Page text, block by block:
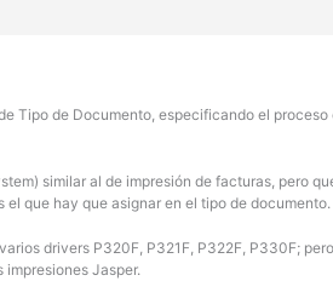
Tipo de Documento, especificando el
similar al de impresión de facturas, pero
que hay que asignar en el tipo de documento.
drivers P320F, P321F, P322F, P330F;
Jasper.